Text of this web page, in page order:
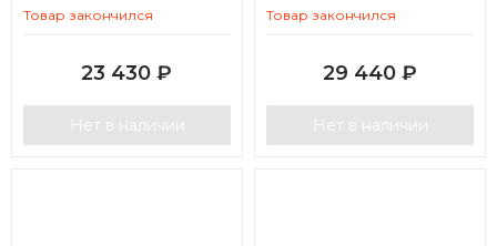
Товар закончился
23 430 ₽
Нет в наличии
Товар закончился
29 440 ₽
Нет в наличии